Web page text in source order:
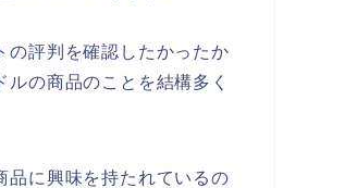
の評判を確認したかったか
の商品のことを結構多く
品に興味を持たれているの